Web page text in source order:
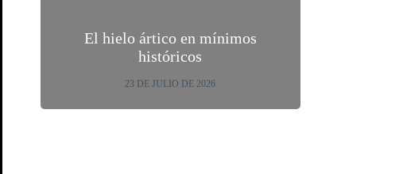
El hielo ártico en mínimos
históricos
23 DE JULIO DE 2026